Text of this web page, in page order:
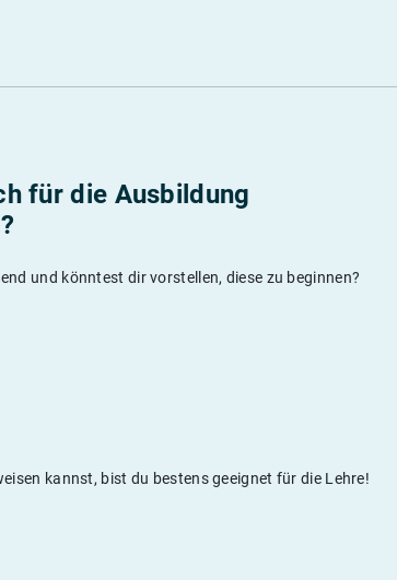
für die Ausbildung
und könntest dir vorstellen, diese zu beginnen?
kannst, bist du bestens geeignet für die Lehre!